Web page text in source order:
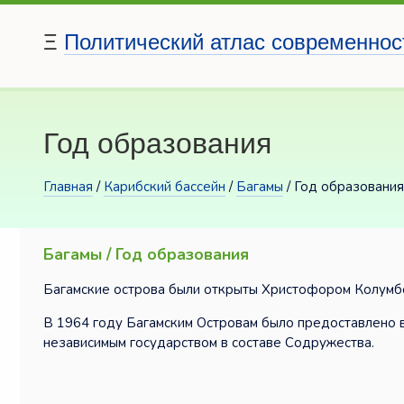
Ξ Политический атлас
Год образования
Главная / Карибский бассейн / Багамы / Год образования
Багамы / Год образования
Багамские острова были открыты Христофором
В 1964 году Багамским Островам было предоставлено
независимым государством в составе Содружества.